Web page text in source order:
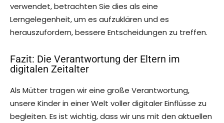
verwendet, betrachten Sie dies als eine
Lerngelegenheit, um es aufzuklären und es
herauszufordern, bessere Entscheidungen zu treffen.
Fazit: Die Verantwortung der Eltern im
digitalen Zeitalter
Als Mütter tragen wir eine große Verantwortung,
unsere Kinder in einer Welt voller digitaler Einflüsse zu
begleiten. Es ist wichtig, dass wir uns mit den aktuellen